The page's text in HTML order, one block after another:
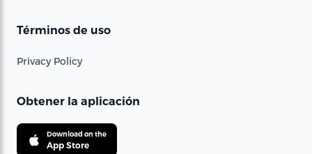
Términos de uso
Privacy Policy
Obtener la aplicación
Download on the
App Store